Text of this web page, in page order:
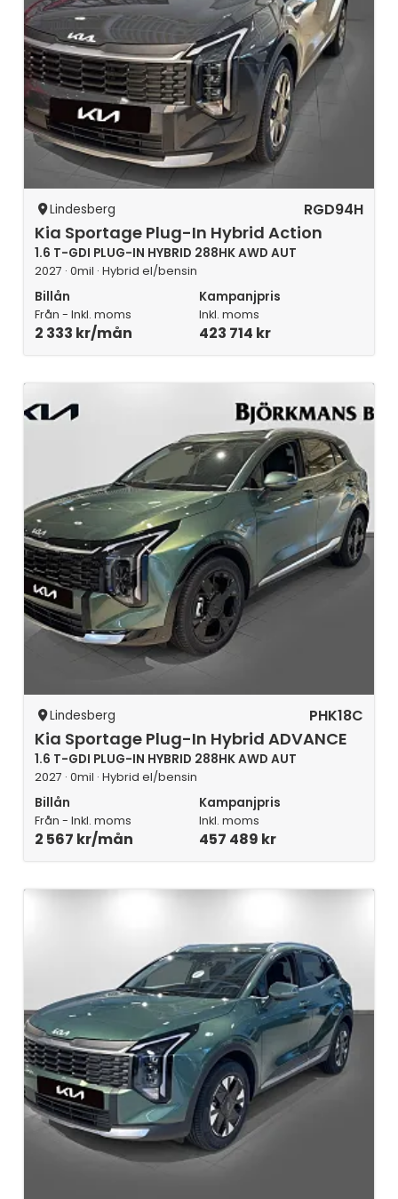
Lindesberg RGD94H
Kia Sportage Plug-In Hybrid Action
1.6 T-GDI PLUG-IN HYBRID 288HK AWD AUT
2027 · 0mil · Hybrid el/bensin
Billån
Från - Inkl. moms
2 333 kr/mån
Kampanjpris
Inkl. moms
423 714 kr
Lindesberg PHK18C
Kia Sportage Plug-In Hybrid ADVANCE
1.6 T-GDI PLUG-IN HYBRID 288HK AWD AUT
2027 · 0mil · Hybrid el/bensin
Billån
Från - Inkl. moms
2 567 kr/mån
Kampanjpris
Inkl. moms
457 489 kr